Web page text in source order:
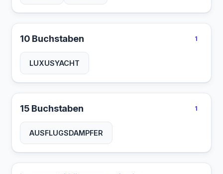
10 Buchstaben 1
LUXUSYACHT
15 Buchstaben 1
AUSFLUGSDAMPFER